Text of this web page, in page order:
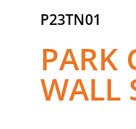
P23TN01
PARK
WALL